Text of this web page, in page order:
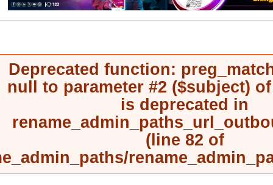
Deprecated function:
null to parameter #2 ($subject)
is deprecated in
(line82of